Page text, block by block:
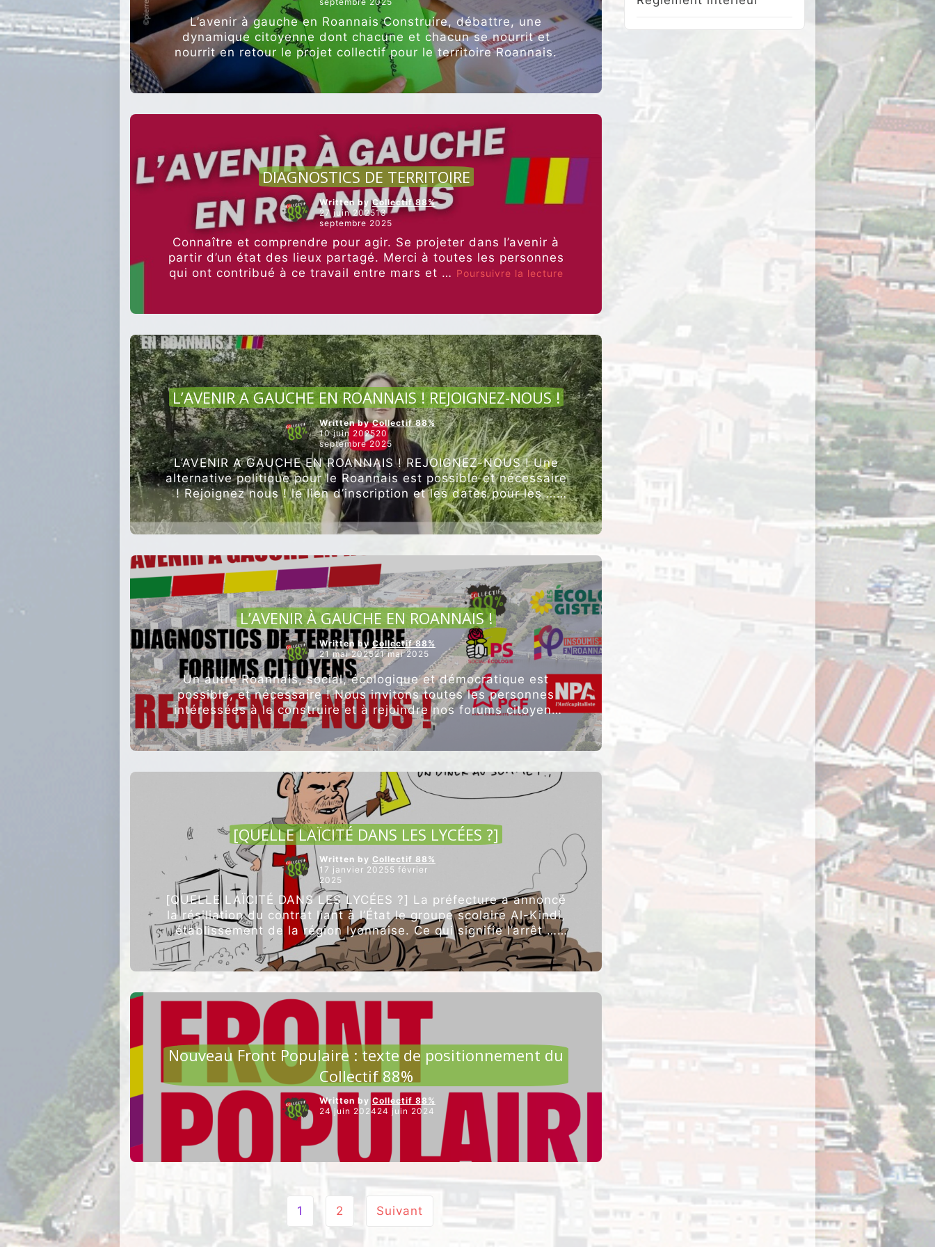
des
formations
de
gauche,
une
après-
au
Transval.”
L’avenir à gauche en Roannais Construire, débattre, une
dynamique citoyenne dont chacune et chacun se nourrit et
nourrit en retour le projet collectif pour le territoire Roannais.
AGRICULTURE ET ALIMENTATION
DIAGNOSTICS DE TERRITOIRE
Written byCollectif 88%
27 juin 202513
septembre 2025
Connaître et comprendre pour agir. Se projeter dans l’avenir à
partir d’un état des lieux partagé. Merci à toutes les personnes
qui ont contribué à ce travail entre mars et … Poursuivre la lecture
AGRICULTURE ET ALIMENTATION
L’AVENIR A GAUCHE EN ROANNAIS ! REJOIGNEZ-NOUS !
Written byCollectif 88%
10 juin 202520
septembre 2025
L’AVENIR A GAUCHE EN ROANNAIS ! REJOIGNEZ-NOUS ! Une
alternative politique pour le Roannais est possible et nécessaire
! Rejoignez nous ! le lien d’inscription et les dates pour les …
Poursuivre la lecture
“L’AVENIR
GAUCHE
ROANNAIS
REJOIGNEZ-
NOUS
!”
ARTICLES VEDETTES
L’AVENIR À GAUCHE EN ROANNAIS !
Written by Collectif 88%
21 mai 202521 mai 2025
Un autre Roannais, social, écologique et démocratique est
possible, et nécessaire ! Nous invitons toutes les personnes
intéressées à le construire et à rejoindre nos forums citoyens
qui auront lieu en …Poursuivre la lecture
ROANNAIS
ARTICLES VEDETTES
[QUELLE LAÏCITÉ DANS LES LYCÉES ?]
Written by Collectif 88%
17 janvier 20255 février
2025
[QUELLE LAÏCITÉ DANS LES LYCÉES ?] La préfecture a annoncé
la résiliation du contrat liant à l’État le groupe scolaire Al-Kindi,
établissement de la région lyonnaise. Ce qui signifie l’arrêt …
Poursuivre la lecture“[QUELLE
LAÏCITÉ
DANS
LYCÉES
AGRICULTURE ET ALIMENTATION
Nouveau Front Populaire : texte de positionnement du
Collectif 88%
Written by Collectif 88%
24 juin 202424 juin 2024
Navigation
1 2 Suivant